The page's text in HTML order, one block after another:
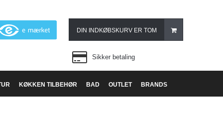
DIN INDKØBSKURV ER TOM
Sikker betaling
KØKKEN TILBEHØR BAD OUTLET BRANDS